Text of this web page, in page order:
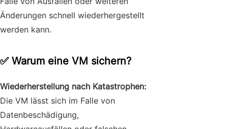
Änderungen schnell wiederhergestellt
werden kann.
✅ Warum eine VM sichern?
Wiederherstellung nach Katastrophen:
Die VM lässt sich im Falle von
Datenbeschädigung,